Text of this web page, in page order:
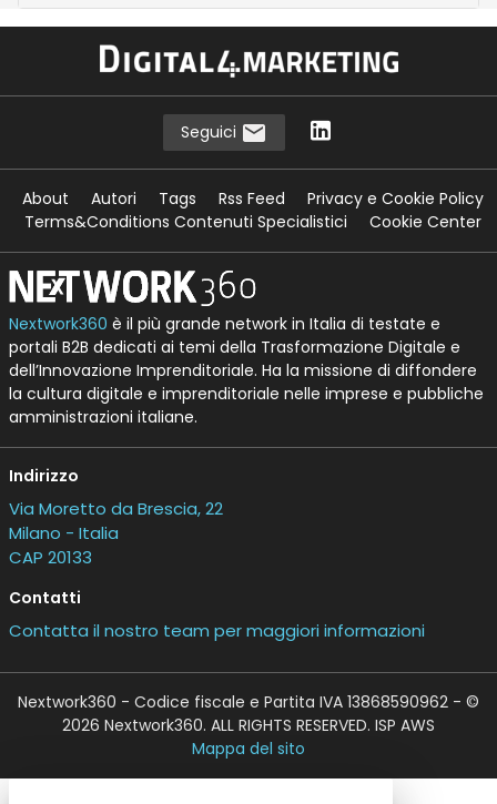
Seguici
About Autori Tags Rss Feed
Privacy e Cookie Policy
Terms&Conditions Contenuti Specialistici
Cookie Center
Nextwork360 è il più grande network in Italia di testate e
portali B2B dedicati ai temi della Trasformazione Digitale e
dell’Innovazione Imprenditoriale. Ha la missione di diffondere
la cultura digitale e imprenditoriale nelle imprese e pubbliche
amministrazioni italiane.
Indirizzo
Via Moretto da Brescia, 22
Milano - Italia
CAP 20133
Contatti
Contatta il nostro team per maggiori informazioni
Nextwork360 - Codice fiscale e Partita IVA 13868590962 - ©
2026 Nextwork360. ALL RIGHTS RESERVED. ISP AWS
Mappa del sito